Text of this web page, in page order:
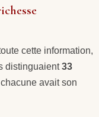
cette information,
distinguaient33
chacune avait son